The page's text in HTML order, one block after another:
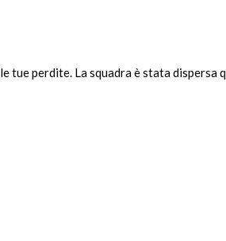
perdite. La squadra è stata dispersa